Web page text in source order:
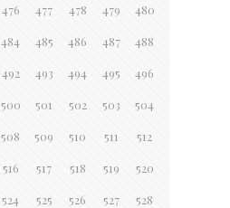
476 477 478 479 480
484 485 486 487 488
492 493 494 495 496
500 501 502 503 504
508 509 510 511 512
516 517 518 519 520
524 525 526 527 528